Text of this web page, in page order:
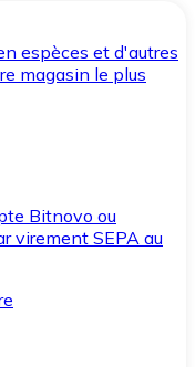
espèces et d'autres
magasin le plus
Bitnovo ou
virement SEPA au